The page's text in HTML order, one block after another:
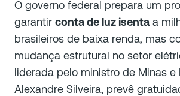
O governo federal prepara um
garantir conta de luz isenta a
brasileiros de baixa renda, mas
mudança estrutural no setor
liderada pelo ministro de Minas e
Alexandre Silveira, prevê